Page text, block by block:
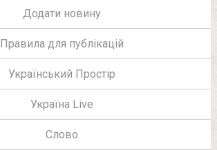
Додати новину
Правила для публікацій
Український Простір
Україна Live
Слово